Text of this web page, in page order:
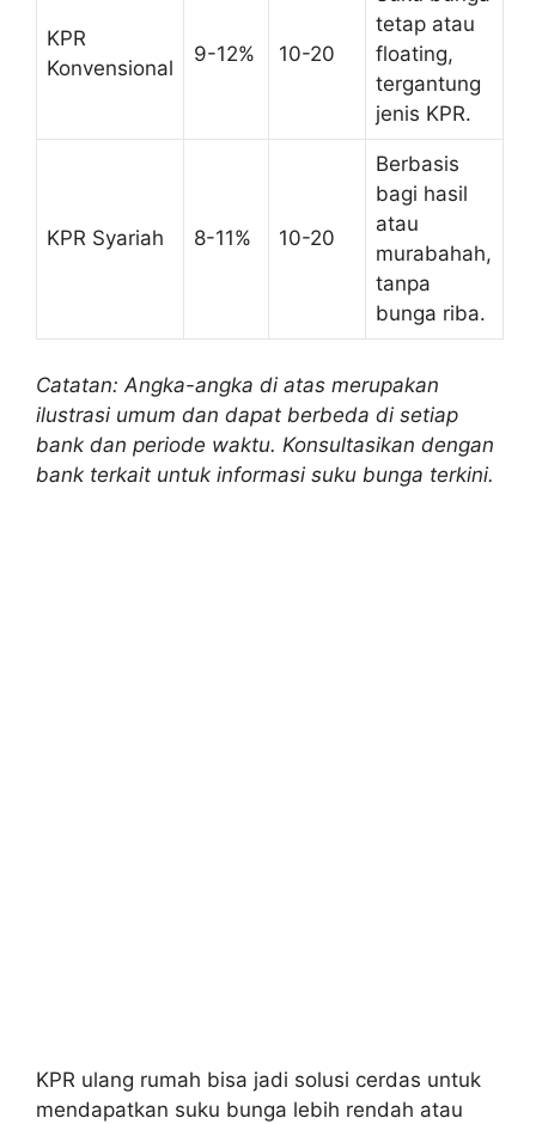
KPR
Konvensional
9-12% 10-20
tetap atau
floating,
tergantung
jenis KPR.
KPR Syariah 8-11% 10-20
Berbasis
bagi hasil
atau
murabahah,
tanpa
bunga riba.
Catatan: Angka-angka di atas merupakan
ilustrasi umum dan dapat berbeda di setiap
bank dan periode waktu. Konsultasikan dengan
bank terkait untuk informasi suku bunga terkini.
KPR ulang rumah bisa jadi solusi cerdas untuk
mendapatkan suku bunga lebih rendah atau